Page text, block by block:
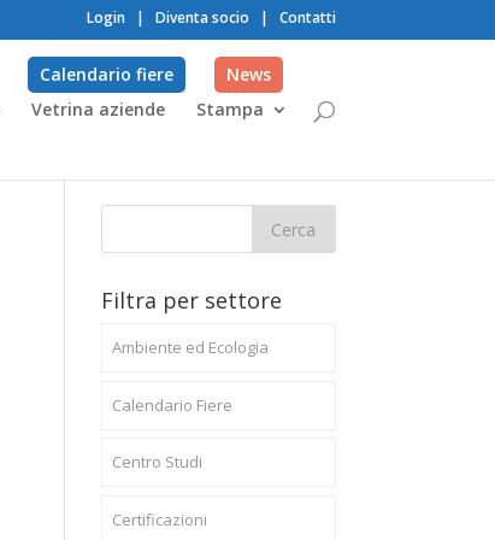
Login | Diventa socio | Contatti
Vetrina aziende Stampa
Calendario fiere News
Filtra per settore
Ambiente ed Ecologia
Calendario Fiere
Centro Studi
Certificazioni